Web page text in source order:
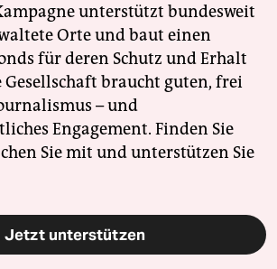
unterstützt bundesweit
Orte und baut einen
für deren Schutz und Erhalt
Gesellschaft braucht guten, frei
– und
Engagement. Finden Sie
Sie mit und unterstützen Sie
Jetzt unterstützen